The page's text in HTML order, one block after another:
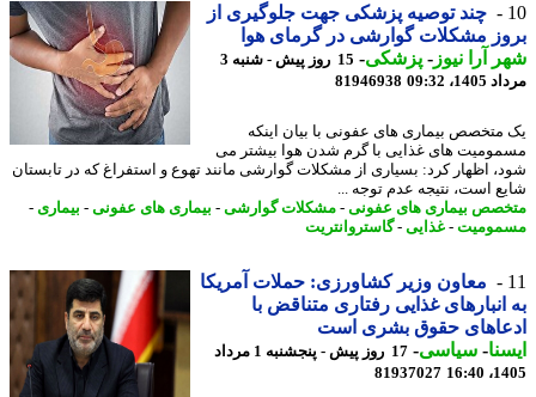
چند توصیه پزشکی جهت جلوگیری از
مشکلات گوارشی در گرمای هوا
آرا نیوز-پزشکی-
15 روز پیش - شنبه 3
09:32
81946938
بیماری های عفونی با بیان اینکه
های غذایی با گرم شدن هوا بیشتر می
اظهار کرد: بسیاری از مشکلات گوارشی مانند تهوع و استفراغ که در تابستان
است، نتیجه عدم توجه ...
بیماری های عفونی-مشکلات گوارشی -بیماری های عفونی-بیماری-
-غذایی- گاستروانتریت
معاون وزیر کشاورزی: حملات آمریکا
غذایی رفتاری متناقض با
حقوق بشری است
-سیاسی-
17 روز پیش - پنجشنبه 1 مرداد
81937027